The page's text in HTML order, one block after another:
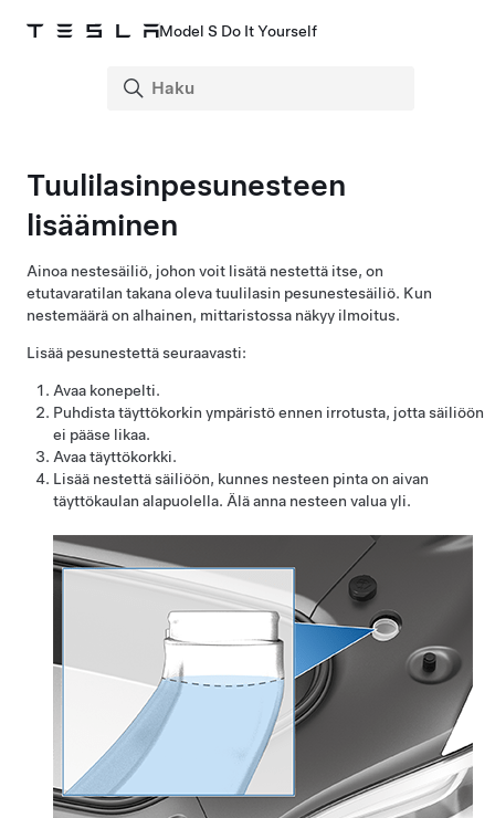
Model S Do It Yourself
Tuulilasinpesunesteen
lisääminen
Ainoa nestesäiliö, johon voit lisätä nestettä itse, on
etutavaratilan takana oleva tuulilasin pesunestesäiliö. Kun
nestemäärä on alhainen, mittaristossa näkyy ilmoitus.
Lisää pesunestettä seuraavasti:
Avaa konepelti.
Puhdista täyttökorkin ympäristö ennen irrotusta, jotta säiliöön
ei pääse likaa.
Avaa täyttökorkki.
Lisää nestettä säiliöön, kunnes nesteen pinta on aivan
täyttökaulan alapuolella. Älä anna nesteen valua yli.